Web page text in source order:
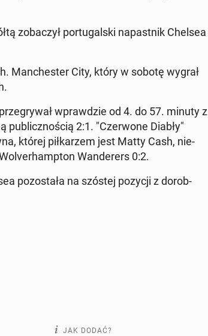
zo­ba­czył por­tu­gal­ski na­past­nik Chelsea
Man­che­ster City, który w sobotę wygrał
wpraw­dzie od 4. do 57. minuty z
pu­blicz­no­ścią 2:1. "Czer­wo­ne Diabły"
której pił­ka­rzem jest Matty Cash, nie­
Wan­de­rers 0:2.
po­zo­sta­ła na szóstej pozycji z do­rob­
JAK DODAĆ?